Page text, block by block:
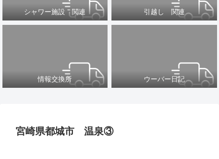
シャワー施設 関連 引越し 関連
情報交換所 ウーバー日記
宮崎県都城市 温泉③